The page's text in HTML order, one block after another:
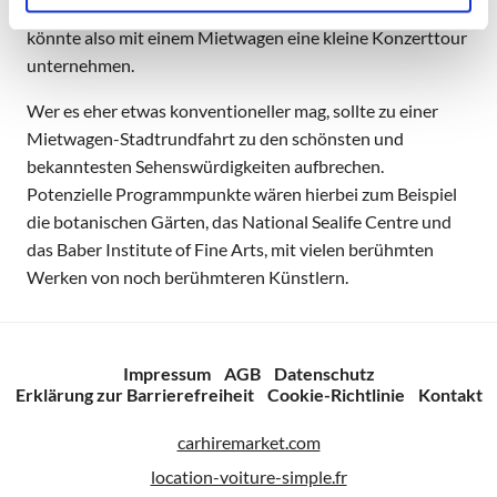
Konzerte aller Arten finden jeden Abend statt. Man
könnte also mit einem Mietwagen eine kleine Konzerttour
unternehmen.
Wer es eher etwas konventioneller mag, sollte zu einer
Mietwagen-Stadtrundfahrt zu den schönsten und
bekanntesten Sehenswürdigkeiten aufbrechen.
Potenzielle Programmpunkte wären hierbei zum Beispiel
die botanischen Gärten, das National Sealife Centre und
das Baber Institute of Fine Arts, mit vielen berühmten
Werken von noch berühmteren Künstlern.
Impressum AGB
Datenschutz
Erklärung zur Barrierefreiheit
Cookie-Richtlinie Kontakt
carhiremarket.com
location-voiture-simple.fr